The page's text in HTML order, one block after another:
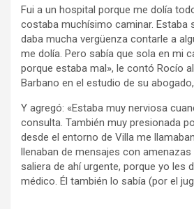
Fui a un hospital porque me dolía
costaba muchísimo caminar. Estaba
daba mucha vergüenza contarle a
me dolía. Pero sabía que sola en mi
porque estaba mal», le contó Rocío
Barbano en el estudio de su
Y agregó: «Estaba muy nerviosa
consulta. También muy presionada
desde el entorno de Villa me
llenaban de mensajes con amenazas
saliera de ahí urgente, porque yo les
médico. Él también lo sabía (por el